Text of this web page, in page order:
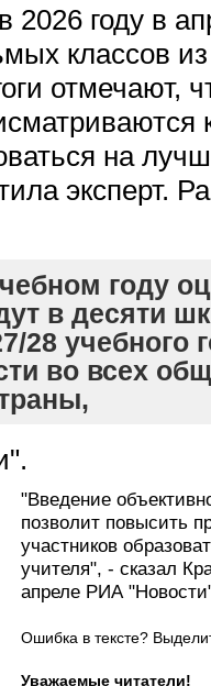
году в
классов
отмечают,
на
эксперт.
году
в десяти
28 учебного
во всех
"Введение
позволит повысить
участников
учителя", - сказал
апреле РИА
Ошибка в тексте?
Уважаемые читатели!